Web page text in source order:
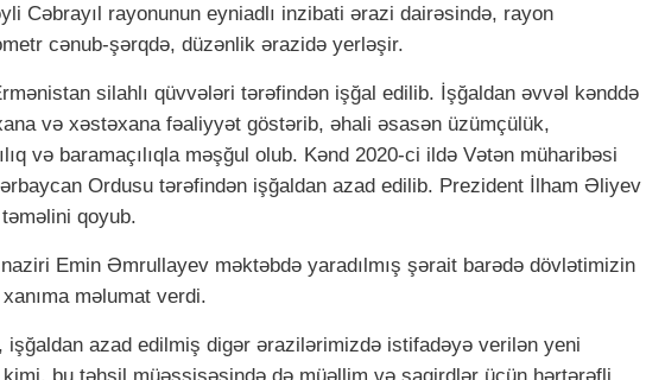
Cəbrayıl rayonunun eyniadlı inzibati ərazi dairəsində, rayon
cənub-şərqdə, düzənlik ərazidə yerləşir.
silahlı qüvvələri tərəfindən işğal edilib. İşğaldan əvvəl kənddə
və xəstəxana fəaliyyət göstərib, əhali əsasən üzümçülük,
və baramaçılıqla məşğul olub. Kənd 2020-ci ildə Vətən müharibəsi
Ordusu tərəfindən işğaldan azad edilib. Prezident İlham Əliyev
qoyub.
Emin Əmrullayev məktəbdə yaradılmış şərait barədə dövlətimizin
məlumat verdi.
işğaldan azad edilmiş digər ərazilərimizdə istifadəyə verilən yeni